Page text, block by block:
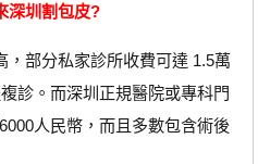
深圳割包皮?
部分私家診所收費可達 1.5萬
診。而深圳正規醫院或專科門
人民幣，而且多數包含術後